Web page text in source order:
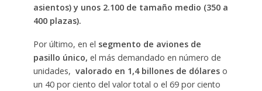
asientos) y unos 2.100 de tamaño medio (350 a
400 plazas).
Por último, en el segmento de aviones de
pasillo único, el más demandado en número de
unidades, valorado en 1,4 billones de dólareso
un 40 por ciento del valor total o el 69 por ciento